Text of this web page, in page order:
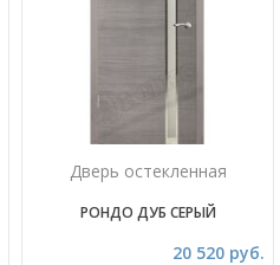
Дверь остекленная
РОНДО ДУБ СЕРЫЙ
20 520 руб.